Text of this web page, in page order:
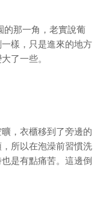
那一角，老實說葡
樣，只是進來的地方
了一些。
，衣櫃移到了旁邊的
所以在泡澡前習慣洗
是有點痛苦。這邊倒